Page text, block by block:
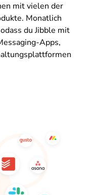
mit vielen der
Monatlich
du Jibble mit
Apps,